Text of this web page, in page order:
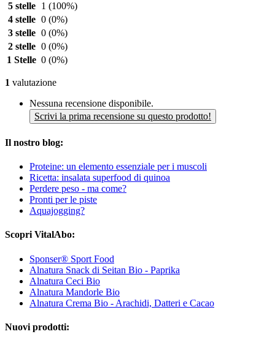
5 stelle
1 (100%)
4 stelle 0 (0%)
3 stelle 0 (0%)
2 stelle 0 (0%)
1 Stelle 0 (0%)
1 valutazione
Nessuna recensione disponibile.
Scrivi la prima recensione su questo prodotto!
Il nostro blog:
Proteine: un elemento essenziale per i muscoli
Ricetta: insalata superfood di quinoa
Perdere peso - ma come?
Pronti per le piste
Aquajogging?
Scopri VitalAbo:
Sponser® Sport Food
Alnatura Snack di Seitan Bio - Paprika
Alnatura Ceci Bio
Alnatura Mandorle Bio
Alnatura Crema Bio - Arachidi, Datteri e Cacao
Nuovi prodotti: